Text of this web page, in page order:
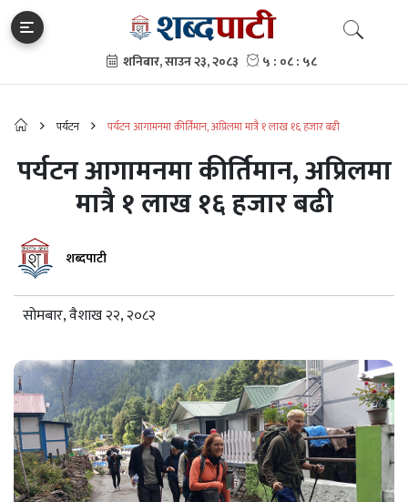
पर्यटन पर्यटन आगामनमा कीर्तिमान, अप्रिलमा मात्रै १ लाख १६ हजार बढी
पर्यटन आगामनमा कीर्तिमान, अप्रिलमा
मात्रै १ लाख १६ हजार बढी
शब्दपाटी
सोमबार, वैशाख २२, २०८२